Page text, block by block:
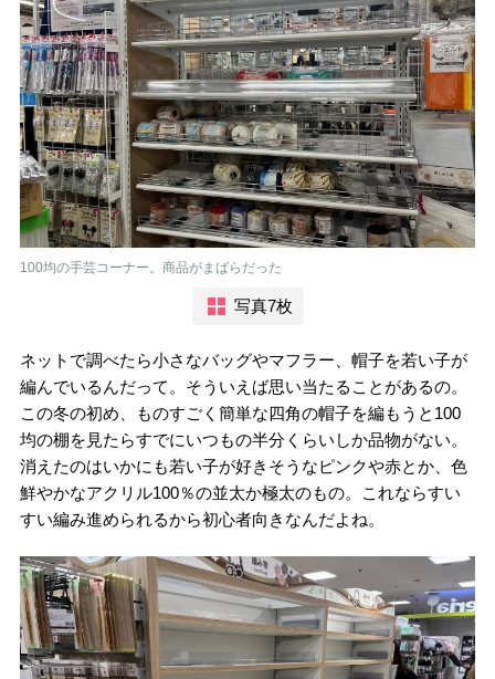
100均の手芸コーナー。商品がまばらだった
写真7枚
ネットで調べたら小さなバッグやマフラー、帽子を若い子が
編んでいるんだって。そういえば思い当たることがあるの。
この冬の初め、ものすごく簡単な四角の帽子を編もうと100
均の棚を見たらすでにいつもの半分くらいしか品物がない。
消えたのはいかにも若い子が好きそうなピンクや赤とか、色
鮮やかなアクリル100％の並太か極太のもの。これならすい
すい編み進められるから初心者向きなんだよね。